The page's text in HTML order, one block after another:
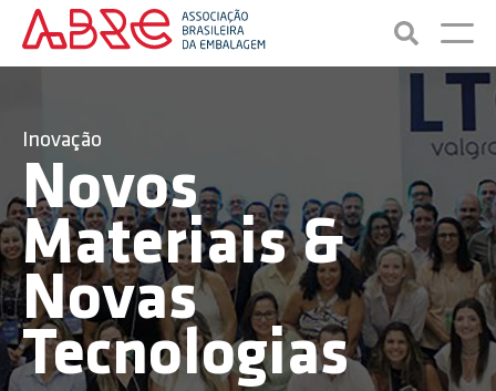
Inovação
Novos
Materiais &
Novas
Tecnologias